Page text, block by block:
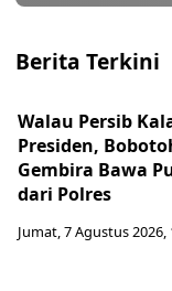
Berita Terkini
Walau Persib
Presiden,
Gembira Bawa
dari Polres
Jumat, 7 Agustus 2026,